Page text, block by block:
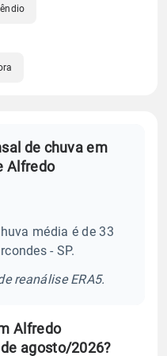
de chuva em
Alfredo
média é de 33
- SP.
reanálise ERA5.
Alfredo
agosto/2026?